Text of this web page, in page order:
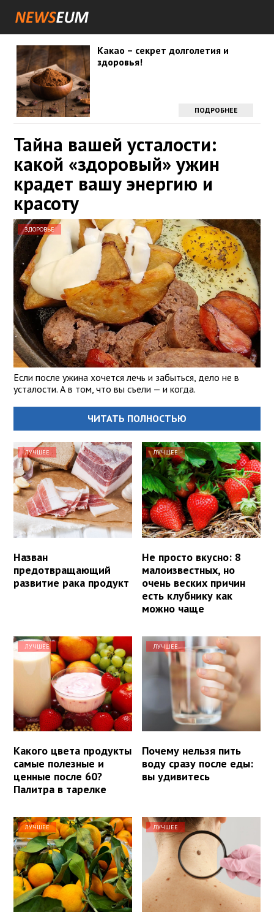
Какао – секрет долголетия и
здоровья!
ПОДРОБНЕЕ
Тайна вашей усталости:
какой «здоровый» ужин
крадет вашу энергию и
красоту
ЗДОРОВЬЕ
Если после ужина хочется лечь и забыться, дело не в
усталости. А в том, что вы съели — и когда.
ЧИТАТЬ ПОЛНОСТЬЮ
ЛУЧШЕЕ
Назван
предотвращающий
развитие рака продукт
ЛУЧШЕЕ
Не просто вкусно: 8
малоизвестных, но
очень веских причин
есть клубнику как
можно чаще
ЛУЧШЕЕ
Какого цвета продукты
самые полезные и
ценные после 60?
Палитра в тарелке
ЛУЧШЕЕ
Почему нельзя пить
воду сразу после еды:
вы удивитесь
ЛУЧШЕЕ ЛУЧШЕЕ